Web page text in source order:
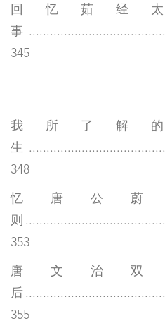
回忆茹经
事
345
我所了解
生
348
忆唐公蔚
则
353
唐文治双
后
355